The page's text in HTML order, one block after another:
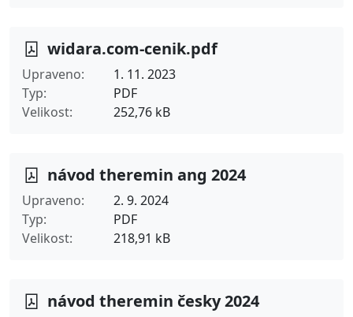
widara.com-cenik.pdf
Upraveno
1. 11. 2023
Typ
PDF
Velikost
252,76 kB
návod theremin ang 2024
Upraveno
2. 9. 2024
Typ
PDF
Velikost
218,91 kB
návod theremin česky 2024